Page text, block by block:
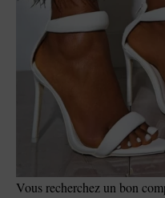
Vous recherchez un bon